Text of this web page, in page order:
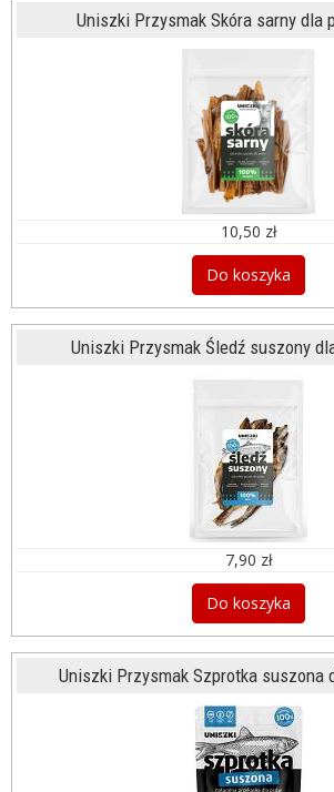
Uniszki Przysmak Skóra sarny dla
10,50 zł
Do koszyka
Uniszki Przysmak Śledź suszony
7,90 zł
Do koszyka
Uniszki Przysmak Szprotka suszona